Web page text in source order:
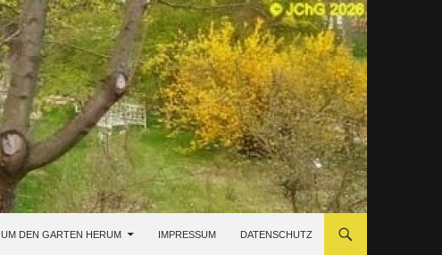
UM DEN GARTEN HERUM IMPRESSUM DATENSCHUTZ